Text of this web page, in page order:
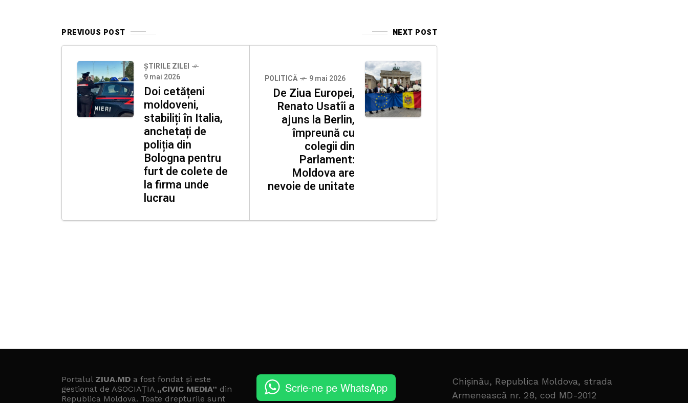
PREVIOUS POST NEXT POST
ȘTIRILE ZILEI
9 mai 2026
Doi cetățeni
moldoveni,
stabiliți în Italia,
anchetați de
poliția din
Bologna pentru
furt de colete de
la firma unde
lucrau
POLITICĂ 9 mai 2026
De Ziua Europei,
Renato Usatîi a
ajuns la Berlin,
împreună cu
colegii din
Parlament:
Moldova are
nevoie de unitate
Portalul ZIUA.MD a fost fondat și este
gestionat de ASOCIAȚIA „CIVIC MEDIA” din
Republica Moldova. Toate drepturile sunt
Scrie-ne pe WhatsApp
Chișinău, Republica Moldova, strada
Armenească nr. 28, cod MD-2012